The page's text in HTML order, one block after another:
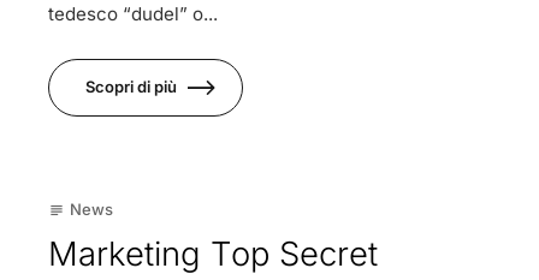
tedesco “dudel” o...
Scopri di più
23
subject News
Marketing Top Secret